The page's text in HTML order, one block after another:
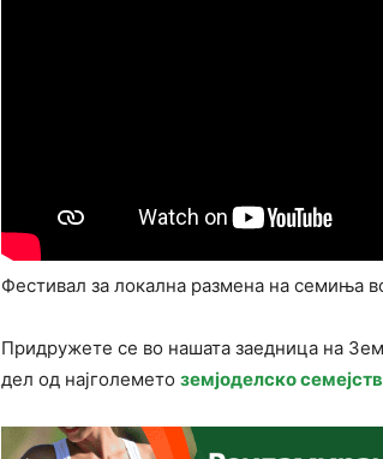
Фестивал за локална размена на семиња
Придружете се во нашата заедница на
дел од најголемето земјоделско